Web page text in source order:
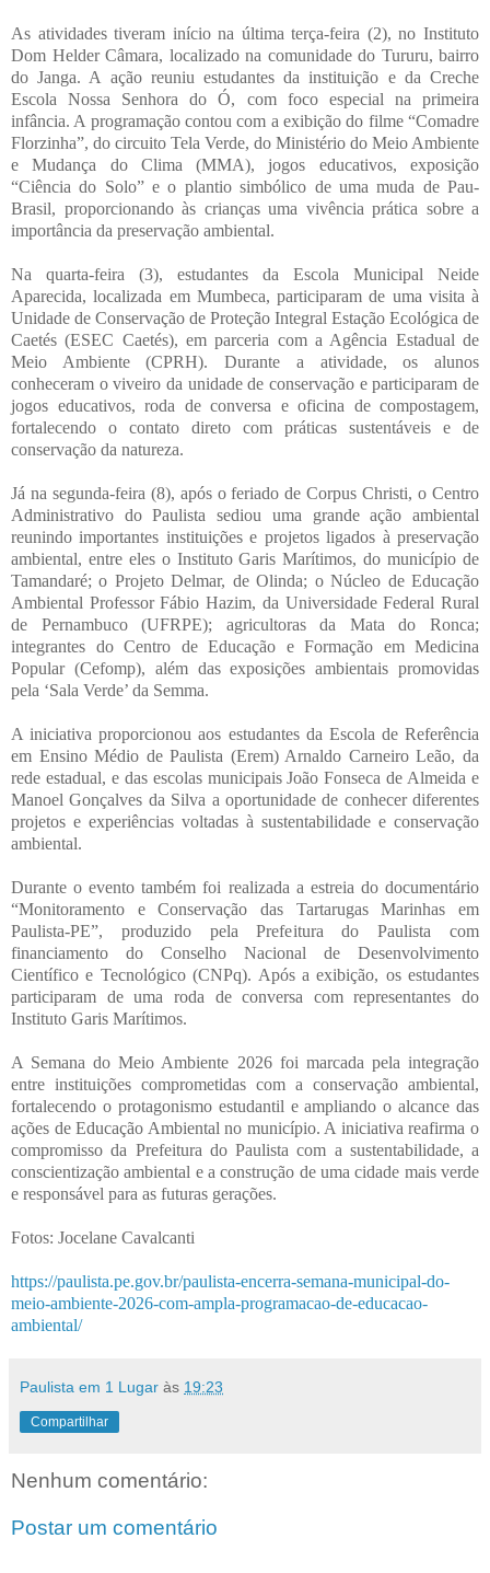
As atividades tiveram início na última terça-feira (2), no Instituto
Dom Helder Câmara, localizado na comunidade do Tururu, bairro
do Janga. A ação reuniu estudantes da instituição e da Creche
Escola Nossa Senhora do Ó, com foco especial na primeira
infância. A programação contou com a exibição do filme “Comadre
Florzinha”, do circuito Tela Verde, do Ministério do Meio Ambiente
e Mudança do Clima (MMA), jogos educativos, exposição
“Ciência do Solo” e o plantio simbólico de uma muda de Pau-
Brasil, proporcionando às crianças uma vivência prática sobre a
importância da preservação ambiental.
Na quarta-feira (3), estudantes da Escola Municipal Neide
Aparecida, localizada em Mumbeca, participaram de uma visita à
Unidade de Conservação de Proteção Integral Estação Ecológica de
Caetés (ESEC Caetés), em parceria com a Agência Estadual de
Meio Ambiente (CPRH). Durante a atividade, os alunos
conheceram o viveiro da unidade de conservação e participaram de
jogos educativos, roda de conversa e oficina de compostagem,
fortalecendo o contato direto com práticas sustentáveis e de
conservação da natureza.
Já na segunda-feira (8), após o feriado de Corpus Christi, o Centro
Administrativo do Paulista sediou uma grande ação ambiental
reunindo importantes instituições e projetos ligados à preservação
ambiental, entre eles o Instituto Garis Marítimos, do município de
Tamandaré; o Projeto Delmar, de Olinda; o Núcleo de Educação
Ambiental Professor Fábio Hazim, da Universidade Federal Rural
de Pernambuco (UFRPE); agricultoras da Mata do Ronca;
integrantes do Centro de Educação e Formação em Medicina
Popular (Cefomp), além das exposições ambientais promovidas
pela ‘Sala Verde’ da Semma.
A iniciativa proporcionou aos estudantes da Escola de Referência
em Ensino Médio de Paulista (Erem) Arnaldo Carneiro Leão, da
rede estadual, e das escolas municipais João Fonseca de Almeida e
Manoel Gonçalves da Silva a oportunidade de conhecer diferentes
projetos e experiências voltadas à sustentabilidade e conservação
ambiental.
Durante o evento também foi realizada a estreia do documentário
“Monitoramento e Conservação das Tartarugas Marinhas em
Paulista-PE”, produzido pela Prefeitura do Paulista com
financiamento do Conselho Nacional de Desenvolvimento
Científico e Tecnológico (CNPq). Após a exibição, os estudantes
participaram de uma roda de conversa com representantes do
Instituto Garis Marítimos.
A Semana do Meio Ambiente 2026 foi marcada pela integração
entre instituições comprometidas com a conservação ambiental,
fortalecendo o protagonismo estudantil e ampliando o alcance das
ações de Educação Ambiental no município. A iniciativa reafirma o
compromisso da Prefeitura do Paulista com a sustentabilidade, a
conscientização ambiental e a construção de uma cidade mais verde
e responsável para as futuras gerações.
Fotos: Jocelane Cavalcanti
https://paulista.pe.gov.br/paulista-encerra-semana-municipal-do-
meio-ambiente-2026-com-ampla-programacao-de-educacao-
ambiental/
Paulista em 1 Lugar às 19:23
Compartilhar
Nenhum comentário:
Postar um comentário